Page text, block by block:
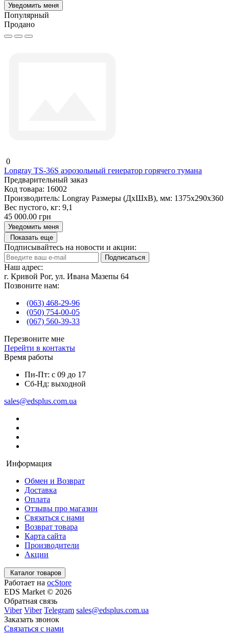
Уведомить меня
Популярный
Продано
0
Longray TS-36S аэрозольный генератор горячего тумана
Предварительный заказ
Код товара: 16002
Производитель: Longray Размеры (ДxШxВ), мм: 1375x290x360
Вес пустого, кг: 9,1
45 000.00 грн
Уведомить меня
Показать еще
Подписывайтесь на новости и акции:
Подписаться
Наш адрес:
г. Кривой Рог, ул. Ивана Мазепы 64
Позвоните нам:
(063) 468-29-96
(050) 754-00-05
(067) 560-39-33
Перезвоните мне
Перейти в контакты
Время работы
Пн-Пт: с 09 до 17
Сб-Нд: выходной
sales@edsplus.com.ua
Информация
Обмен и Возврат
Доставка
Оплата
Отзывы про магазин
Связаться с нами
Возврат товара
Карта сайта
Производители
Акции
Каталог товаров
Работает на ocStore
EDS Market © 2026
Обратная связь
Viber Viber Telegram sales@edsplus.com.ua
Заказать звонок
Связаться с нами